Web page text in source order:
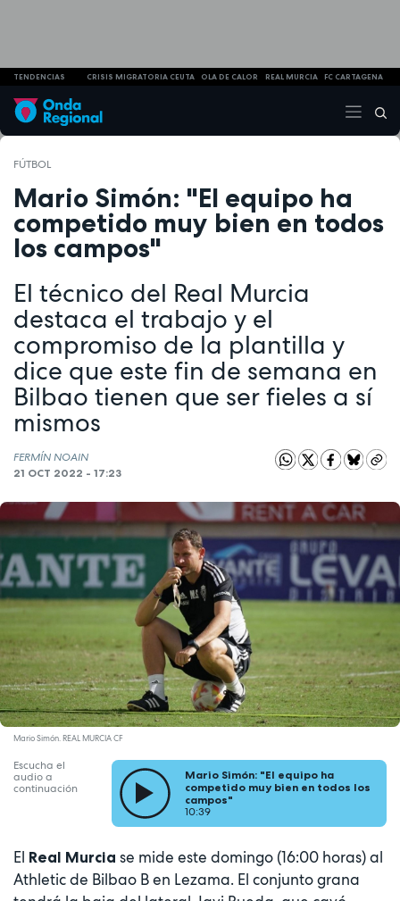
TENDENCIAS CRISIS MIGRATORIA CEUTA OLA DE CALOR REAL MURCIA FC CARTAGENA
FÚTBOL
Mario Simón: "El equipo ha
competido muy bien en todos
los campos"
El técnico del Real Murcia
destaca el trabajo y el
compromiso de la plantilla y
dice que este fin de semana en
Bilbao tienen que ser fieles a sí
mismos
FERMÍN NOAIN
21 OCT 2022 - 17:23
Mario Simón. REAL MURCIA CF
Escucha el
audio a
continuación
Mario Simón: "El equipo ha
competido muy bien en todos los
campos"
10:39
El Real Murcia se mide este domingo (16:00 horas) al
Athletic de Bilbao B en Lezama. El conjunto grana